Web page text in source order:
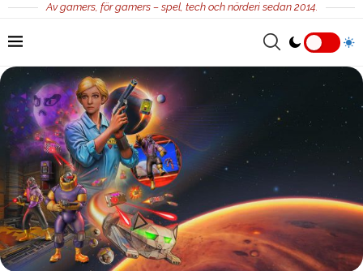
Av gamers, för gamers – spel, tech och nörderi sedan 2014.